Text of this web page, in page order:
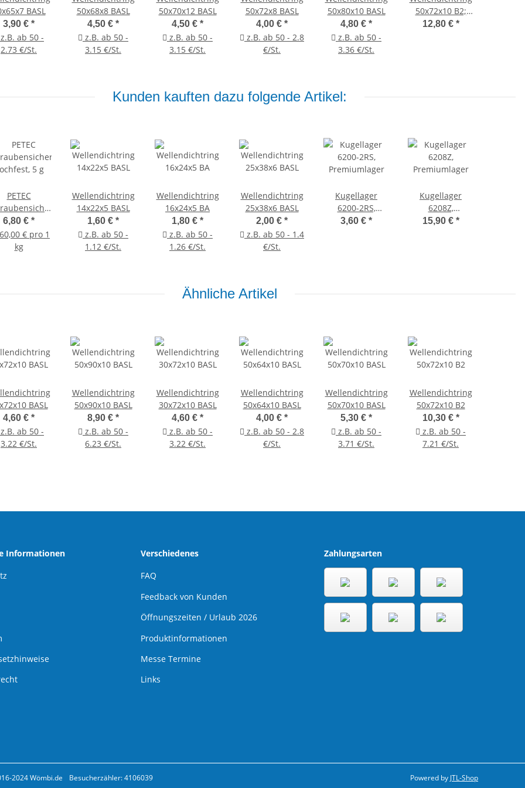
BASL
3,90 € *
z.B. ab 50 -
2.73 €/St.
50x68x8 BASL
4,50 € *
z.B. ab 50 -
3.15 €/St.
50x70x12 BASL
4,50 € *
z.B. ab 50 -
3.15 €/St.
50x72x8 BASL
4,00 € *
z.B. ab 50 - 2.8
€/St.
50x80x10 BASL
4,80 € *
z.B. ab 50 -
3.36 €/St.
50x72x10 B2;
SIMRIT
12,80 € *
Kunden kauften dazu folgende Artikel:
PETEC
hochfest, 5 g
6,80 € *
€ pro 1
kg
Wellendichtring
14x22x5 BASL
1,60 € *
z.B. ab 50 -
1.12 €/St.
Wellendichtring
16x24x5 BA
1,80 € *
z.B. ab 50 -
1.26 €/St.
Wellendichtring
25x38x6 BASL
2,00 € *
z.B. ab 50 - 1.4
€/St.
Kugellager
6200-2RS,
Premiumlager
3,60 € *
Kugellager
6208Z,
Premiumlager
15,90 € *
Ähnliche Artikel
BASL
4,60 € *
z.B. ab 50 -
3.22 €/St.
Wellendichtring
50x90x10 BASL
8,90 € *
z.B. ab 50 -
6.23 €/St.
Wellendichtring
30x72x10 BASL
4,60 € *
z.B. ab 50 -
3.22 €/St.
Wellendichtring
50x64x10 BASL
4,00 € *
z.B. ab 50 - 2.8
€/St.
Wellendichtring
50x70x10 BASL
5,30 € *
z.B. ab 50 -
3.71 €/St.
Wellendichtring
50x72x10 B2
10,30 € *
z.B. ab 50 -
7.21 €/St.
Informationen Verschiedenes
FAQ
Feedback von Kunden
Öffnungszeiten / Urlaub 2026
Produktinformationen
Messe Termine
Links
Zahlungsarten
2024 Wömbi.de Besucherzähler: 4106039 Powered by JTL-Shop